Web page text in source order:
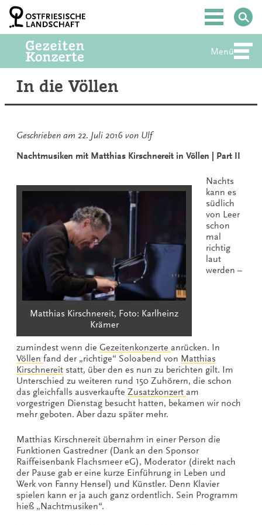
Zum
Inhalt
springen
Hauptmenü
Menü
In die Völlen
Geschrieben am 22. Juli 2016 von Ulf
Nachtmusiken mit Matthias Kirschnereit in Völlen | Part II
Matthias Kirschnereit, Foto: Karlheinz
Krämer
Nachts
kann es
südlich
von Leer
schon
mal
richtig
laut
werden –
zumindest wenn die Gezeitenkonzerte anrücken. In
Völlen fand der „richtige“ Soloabend von Matthias
Kirschnereit statt, über den es nun zu berichten gilt. Im
Unterschied zu weiteren rund 150 Zuhörern, die schon
das gleichfalls ausverkaufte Zusatzkonzert am
vorgestrigen Dienstag besucht hatten, bekamen wir noch
mehr geboten. Aber dazu später mehr.
Matthias Kirschnereit übernahm in einer Person die
Funktionen Gastredner (Dank an den Sponsor
Raiffeisenbank Flachsmeer eG), Moderator (direkt nach
der Pause gab er eine kurze Einführung in Leben und
Werk von Fanny Hensel) und Künstler. Denn Klavier
spielen kann er ja auch ganz ordentlich. Sein Programm
hieß „Nachtmusiken“.